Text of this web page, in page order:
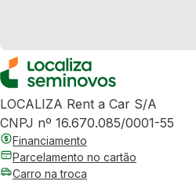
LOCALIZA Rent a Car S/A
CNPJ nº 16.670.085/0001-55
Financiamento
Parcelamento no cartão
Carro na troca